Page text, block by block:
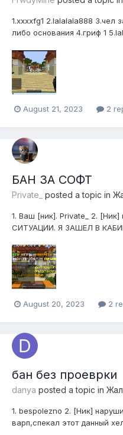
1.xxxxfg1 2.lalalala888 3.чел
либо основания 4.гриф 1
August 21, 2023 2
БАН ЗА СОФТ
Private_ posted a topic in
1. Ваш [ник]. Private_ 2. [Ник]
СИТУАЦИИ. Я ЗАШЕЛ В
ДОСТАТЬ ЧЕЛЫ ПИШУТ
ТОТЕМЫ В РУКИ И МЕНЯ
СПЕК И МЕНЯ БАНЯТЬ ЗА
August 20, 2023 2
бан без проеврки
danya posted a topic in
1. bespolezno 2. [Ник]
варп,спекал этот данный